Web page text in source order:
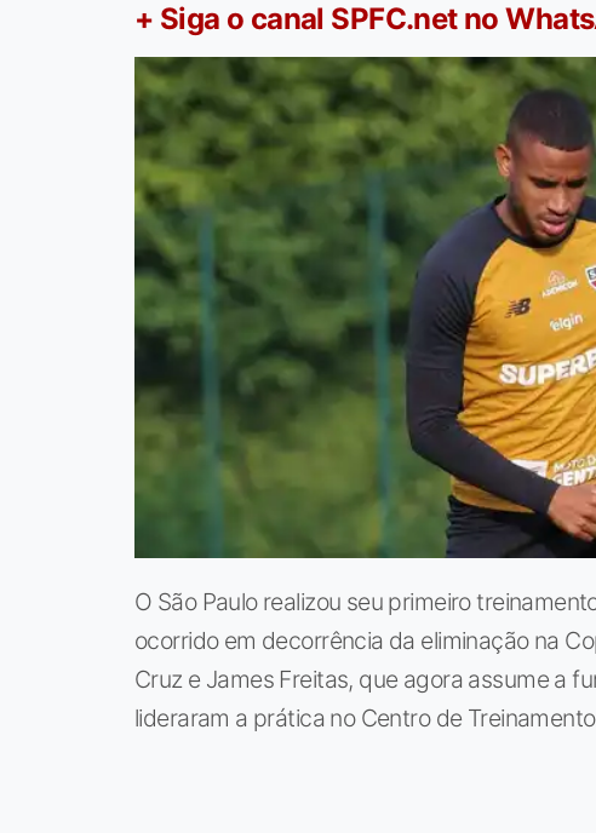
+ Siga o canal SPFC.net no
O São Paulo realizou seu primeiro
ocorrido em decorrência da eliminação na
Cruz e James Freitas, que agora assume a
lideraram a prática no Centro de